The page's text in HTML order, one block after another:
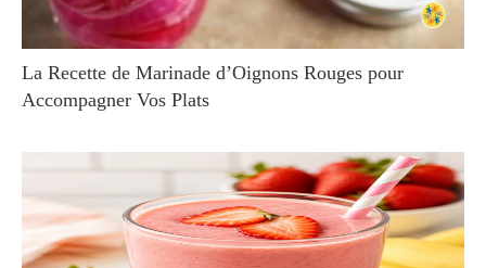
La Recette de Marinade d’Oignons Rouges pour
Accompagner Vos Plats